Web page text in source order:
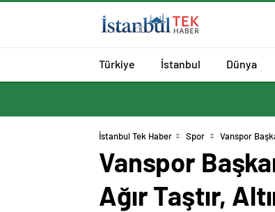
Türkiye İstanbul Dünya
İstanbul Tek Haber Spor Vanspor
Vanspor
Ağır Taştır,